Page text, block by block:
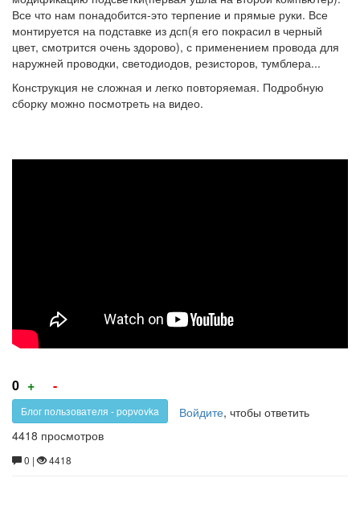
Все что нам понадобится-это терпение и прямые руки. Все
монтируется на подставке из дсп(я его покрасил в черный
цвет, смотрится очень здорово), с применением провода для
наружней проводки, светодиодов, резисторов, тумблера...
Конструкция не сложная и легко повторяемая. Подробную
сборку можно посмотреть на видео.
клавиатуры.
V
2.0
0 +
за!
-
против!
Блог пользователя - popvovka Войдите, чтобы ответить
4418 просмотров
0 | 4418